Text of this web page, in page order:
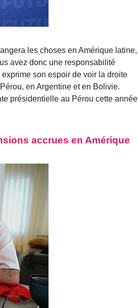
les choses en Amérique latine,
avez donc une responsabilité
son espoir de voir la droite
en Argentine et en Bolivie.
présidentielle au Pérou cette année
accrues en Amérique